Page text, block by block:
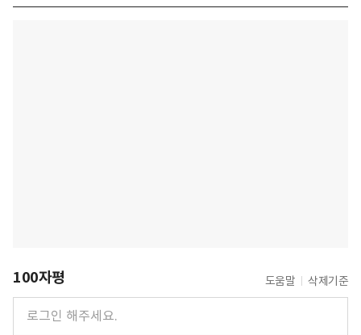
100자평 도움말 삭제기준